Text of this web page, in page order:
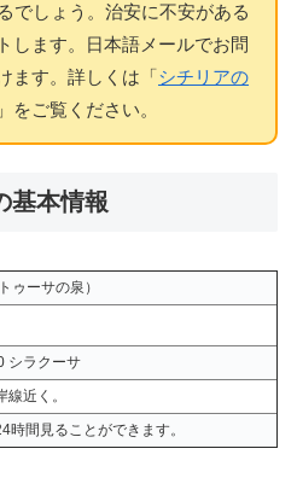
でしょう。治安に不安がある
します。日本語メールでお問
ます。詳しくは「シチリアの
」をご覧ください。
基本情報
ゥーサの泉）
シラクーサ
線近く。
時間見ることができます。